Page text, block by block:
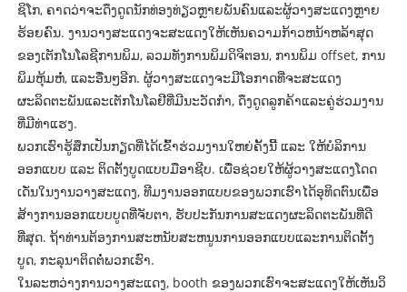
ຊິໂກ, ຄາດວ່າຈະດຶງດູດນັກທ່ອງທ່ຽວຫຼາຍພັນຄົນແລະຜູ້ວາງສະແດງຫຼາຍ
ຮ້ອຍຄົນ. ງານ​ວາງ​ສະ​ແດງ​ຈະ​ສະ​ແດງ​ໃຫ້​ເຫັນ​ຄວາມ​ກ້າວ​ຫນ້າ​ຫລ້າ​ສຸດ​
ຂອງ​ເຕັກ​ໂນ​ໂລ​ຊີ​ການ​ພິມ​, ລວມ​ທັງ​ການ​ພິມ​ດິ​ຈິ​ຕອນ​, ການ​ພິມ offset​, ການ​
ພິມ​ຫຸ້ມ​ຫໍ່​, ແລະ​ອື່ນໆ​ອີກ​. ຜູ້ວາງສະແດງຈະມີໂອກາດທີ່ຈະສະແດງ
ຜະລິດຕະພັນແລະເຕັກໂນໂລຢີທີ່ມີນະວັດກໍາ, ດຶງດູດລູກຄ້າແລະຄູ່ຮ່ວມງານ
ທີ່ມີທ່າແຮງ.
ພວກເຮົາຮູ້ສຶກເປັນກຽດທີ່ໄດ້ເຂົ້າຮ່ວມງານໃຫຍ່ຄັ້ງນີ້ ແລະ ໃຫ້ບໍລິການ
ອອກແບບ ແລະ ຕິດຕັ້ງບູດແບບມືອາຊີບ. ເພື່ອຊ່ວຍໃຫ້ຜູ້ວາງສະແດງໂດດ
ເດັ່ນໃນງານວາງສະແດງ, ທີມງານອອກແບບຂອງພວກເຮົາໄດ້ອຸທິດຕົນເພື່ອ
ສ້າງການອອກແບບບູດທີ່ຈັບຕາ, ຮັບປະກັນການສະແດງຜະລິດຕະພັນທີ່ດີ
ທີ່ສຸດ. ຖ້າທ່ານຕ້ອງການສະຫນັບສະຫນູນການອອກແບບແລະການຕິດຕັ້ງ
ບູດ, ກະລຸນາຕິດຕໍ່ພວກເຮົາ.
ໃນ​ລະ​ຫວ່າງ​ການ​ວາງ​ສະ​ແດງ, booth ຂອງ​ພວກ​ເຮົາ​ຈະ​ສະ​ແດງ​ໃຫ້​ເຫັນ​ວິ​